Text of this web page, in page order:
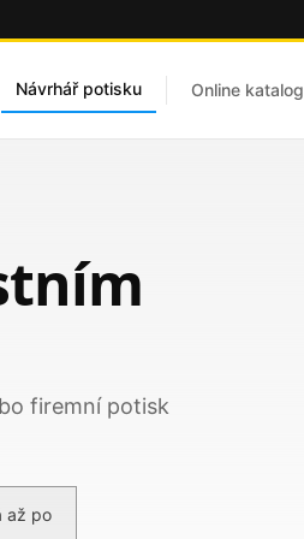
Návrhář potisku Online katalog
firemní potisk
až po